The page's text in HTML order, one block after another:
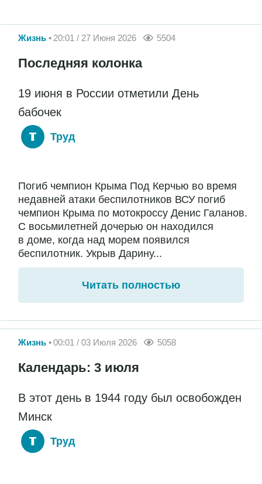
Жизнь 20:01 / 27 Июня 2026 5504
Последняя колонка
19 июня в России отметили День
бабочек
Труд
Погиб чемпион Крыма Под Керчью во время
недавней атаки беспилотников ВСУ погиб
чемпион Крыма по мотокроссу Денис Галанов.
С восьмилетней дочерью он находился
в доме, когда над морем появился
беспилотник. Укрыв Дарину...
Читать полностью
Жизнь 00:01 / 03 Июля 2026 5058
Календарь: 3 июля
В этот день в 1944 году был освобожден
Минск
Труд